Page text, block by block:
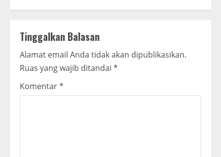
u
e
R
Tinggalkan Balasan
Alamat email Anda tidak akan dipublikasikan.
Ruas yang wajib ditandai *
Komentar*